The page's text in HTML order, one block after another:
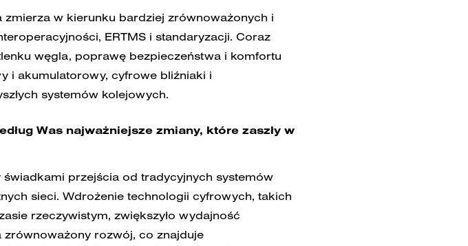
zmierza w kierunku bardziej zrównoważonych i
ERTMS i standaryzacji. Coraz
węgla, poprawę bezpieczeństwa i komfortu
i akumulatorowy, cyfrowe bliźniaki i
systemów kolejowych.
Was najważniejsze zmiany, które zaszły w
przejścia od tradycyjnych systemów
sieci. Wdrożenie technologii cyfrowych, takich
rzeczywistym, zwiększyło wydajność
zrównoważony rozwój, co znajduje